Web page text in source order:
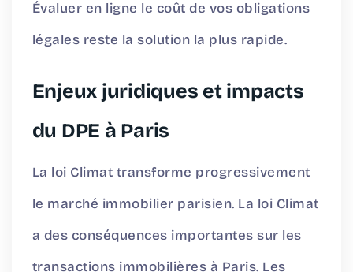
Évaluer en ligne le coût de vos obligations
légales reste la solution la plus rapide.
Enjeux juridiques et impacts
du DPE à Paris
La loi Climat transforme progressivement
le marché immobilier parisien. La loi Climat
a des conséquences importantes sur les
transactions immobilières à Paris. Les